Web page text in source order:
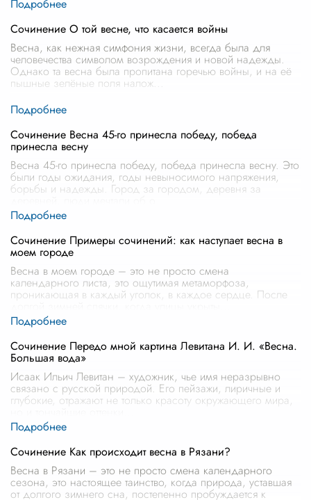
Сочинение О той весне, что касается войны
Весна, как нежная симфония жизни, всегда была для
человечества символом возрождения и новой надежды.
Однако та весна была пропитана горечью войны, и на её
пышные зелёные поля налож
Сочинение Весна 45-го принесла победу, победа
принесла весну
Весна 45-го принесла победу, победа принесла весну. Это
были годы ожидания, годы невыносимого напряжения,
борьбы и надежды. Город за городом, деревня за
Сочинение Примеры сочинений: как наступает весна в
моем городе
Весна в моем городе – это не просто смена
календарного листа, это ощутимая метаморфоза,
проникающая в каждый уголок, в каждое сердце. После
Сочинение Передо мной картина Левитана И. И. «Весна.
Большая вода»
Исаак Ильич Левитан – художник, чье имя неразрывно
связано с русской природой. Его пейзажи, лиричные и
глубокие, отражают не только красоту окружающего мира,
Сочинение Как происходит весна в Рязани?
Весна в Рязани – это не просто смена календарного
сезона, это настоящее таинство, когда природа, уставшая
от долгого зимнего сна, постепенно пробуждается к